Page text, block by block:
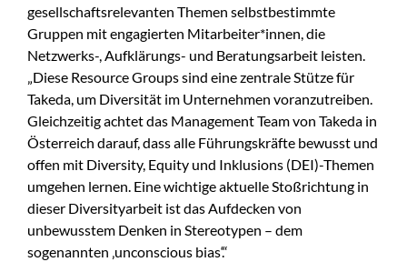
gesellschaftsrelevanten Themen selbstbestimmte
Gruppen mit engagierten Mitarbeiter*innen, die
Netzwerks-, Aufklärungs- und Beratungsarbeit leisten.
„Diese Resource Groups sind eine zentrale Stütze für
Takeda, um Diversität im Unternehmen voranzutreiben.
Gleichzeitig achtet das Management Team von Takeda in
Österreich darauf, dass alle Führungskräfte bewusst und
offen mit Diversity, Equity und Inklusions (DEI)-Themen
umgehen lernen. Eine wichtige aktuelle Stoßrichtung in
dieser Diversityarbeit ist das Aufdecken von
unbewusstem Denken in Stereotypen – dem
sogenannten ‚unconscious bias‘.“